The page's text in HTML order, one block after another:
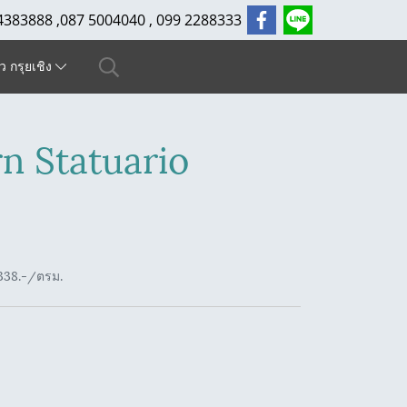
,087 5004040 , 099 2288333
กรุยเชิง
Statuario
ตรม.